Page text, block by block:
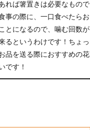
れば箸置きは必要なもので
事の際に、一口食べたらお
とになるので、噛む回数が
るというわけです！ちょっ
品を送る際におすすめの花
です！